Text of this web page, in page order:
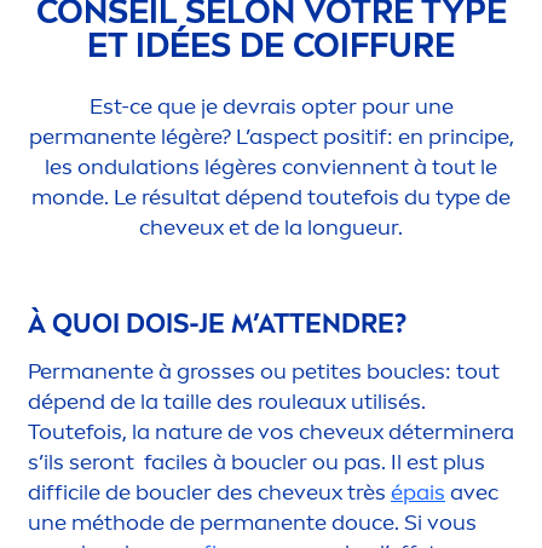
CONSEIL SELON VOTRE TYPE
ET IDÉES DE COIFFURE
Est-ce que je devrais opter pour une
permanente légère? L’aspect positif: en principe,
les ondulations légères conviennent à tout le
monde. Le résultat dépend toutefois du type de
cheveux et de la longueur.
À QUOI DOIS-JE M’ATTENDRE?
Permanente à grosses ou petites boucles: tout
dépend de la taille des rouleaux utilisés.
Toutefois, la nature de vos cheveux déterminera
s’ils seront faciles à boucler ou pas. Il est plus
difficile de boucler des cheveux très épais avec
une méthode de permanente douce. Si vous